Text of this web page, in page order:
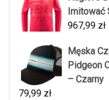
Imitować
967,99 zł
Męska
Pidgeon
– Czarny
79,99 zł